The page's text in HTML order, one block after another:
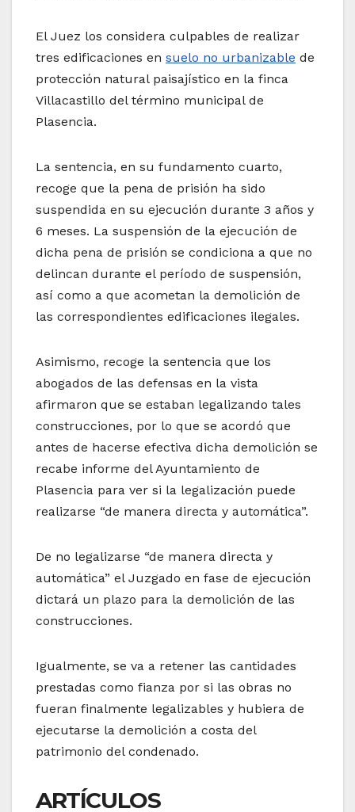
El Juez los considera culpables de realizar
tres edificaciones en suelo no urbanizable de
protección natural paisajístico en la finca
Villacastillo del término municipal de
Plasencia.
La sentencia, en su fundamento cuarto,
recoge que la pena de prisión ha sido
suspendida en su ejecución durante 3 años y
6 meses. La suspensión de la ejecución de
dicha pena de prisión se condiciona a que no
delincan durante el período de suspensión,
así como a que acometan la demolición de
las correspondientes edificaciones ilegales.
Asimismo, recoge la sentencia que los
abogados de las defensas en la vista
afirmaron que se estaban legalizando tales
construcciones, por lo que se acordó que
antes de hacerse efectiva dicha demolición se
recabe informe del Ayuntamiento de
Plasencia para ver si la legalización puede
realizarse “de manera directa y automática”.
De no legalizarse “de manera directa y
automática” el Juzgado en fase de ejecución
dictará un plazo para la demolición de las
construcciones.
Igualmente, se va a retener las cantidades
prestadas como fianza por si las obras no
fueran finalmente legalizables y hubiera de
ejecutarse la demolición a costa del
patrimonio del condenado.
ARTÍCULOS